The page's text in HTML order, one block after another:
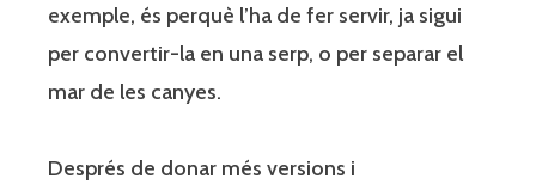
exemple, és perquè l’ha de fer servir, ja sigui
per convertir-la en una serp, o per separar el
mar de les canyes.
Després de donar més versions i